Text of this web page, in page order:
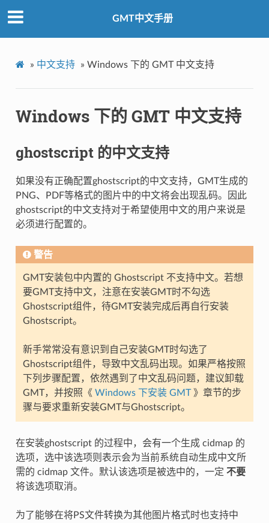
GMT中文手册
» 中文支持 » Windows 下的 GMT 中文支持
Windows 下的 GMT 中文支持
ghostscript 的中文支持
如果没有正确配置ghostscript的中文支持，GMT生成的
PNG、PDF等格式的图片中的中文将会出现乱码。因此
ghostscript的中文支持对于希望使用中文的用户来说是
必须进行配置的。
警告
GMT安装包中内置的 Ghostscript 不支持中文。若想
要GMT支持中文，注意在安装GMT时不勾选
Ghostscript组件，待GMT安装完成后再自行安装
Ghostscript。
新手常常没有意识到自己安装GMT时勾选了
Ghostscript组件，导致中文乱码出现。如果严格按照
下列步骤配置，依然遇到了中文乱码问题，建议卸载
GMT，并按照《 Windows 下安装 GMT》章节的步
骤与要求重新安装GMT与Ghostscript。
在安装ghostscript 的过程中，会有一个生成 cidmap 的
选项，选中该选项则表示会为当前系统自动生成中文所
需的 cidmap 文件。默认该选项是被选中的，一定 不要
将该选项取消。
为了能够在将PS文件转换为其他图片格式时也支持中